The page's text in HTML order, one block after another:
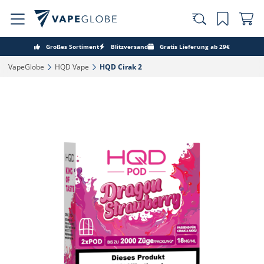
Großes Sortiment Blitzversand Gratis Lieferung ab 29€
VapeGlobe‎ HQD Vape‎ HQD Cirak 2 ‎